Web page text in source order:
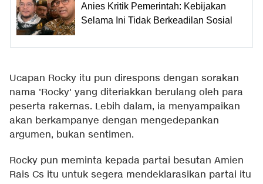
Anies Kritik Pemerintah: Kebijakan
Selama Ini Tidak Berkeadilan Sosial
Ucapan Rocky itu pun direspons dengan sorakan
nama 'Rocky' yang diteriakkan berulang oleh para
peserta rakernas. Lebih dalam, ia menyampaikan
akan berkampanye dengan mengedepankan
argumen, bukan sentimen.
Rocky pun meminta kepada partai besutan Amien
Rais Cs itu untuk segera mendeklarasikan partai itu